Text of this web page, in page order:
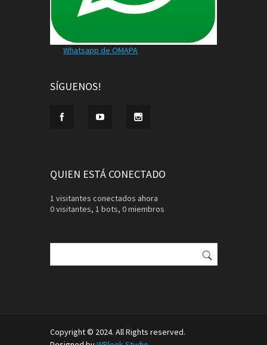
Whatsapp de OMAPA
SÍGUENOS!
QUIEN ESTÁ CONECTADO
1 visitantes conectados ahora
0 visitantes, 1 bots, 0 miembros
Buscar:
Copyright © 2024. All Rights reserved.